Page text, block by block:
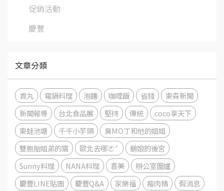
促銷活動
慶豐
文章分類
貢丸 電鍋料理 泡麵 咖哩飯 省錢
東森新聞
新聞報導
台北食品展 堅持 傳統
coco享天下
東蛙池塘
千千小芋頭
臭MO丁和他的姐姐
雙胞胎姐弟的窩
歐北去哪ㄜˊ
鵝娘的後宮
Sunny料理
NANA料理 喜美
辦公室圍爐
慶豐LINE貼圖
慶豐Q&A 家樂福 瘦肉精
假消息